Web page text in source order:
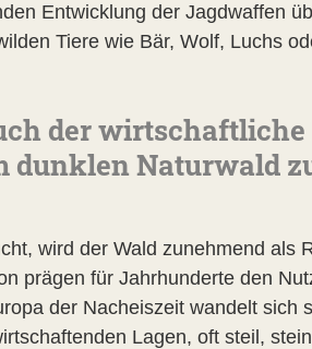
Entwicklung der Jagdwaffen
Tiere wie Bär, Wolf, Luchs
der
dunklen Naturwald
wird der Wald zunehmend als
prägen für Jahrhunderte den
der Nacheiszeit wandelt sich
Lagen, oft steil,